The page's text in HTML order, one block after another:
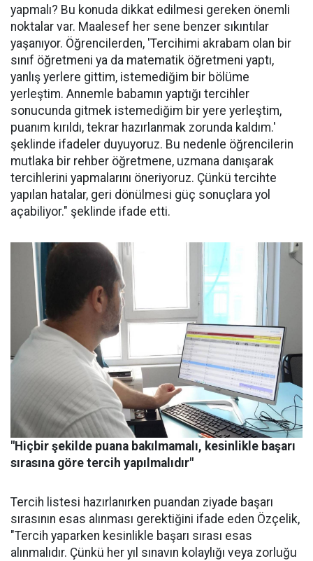
yapmalı? Bu konuda dikkat edilmesi gereken önemli
noktalar var. Maalesef her sene benzer sıkıntılar
yaşanıyor. Öğrencilerden, 'Tercihimi akrabam olan bir
sınıf öğretmeni ya da matematik öğretmeni yaptı,
yanlış yerlere gittim, istemediğim bir bölüme
yerleştim. Annemle babamın yaptığı tercihler
sonucunda gitmek istemediğim bir yere yerleştim,
puanım kırıldı, tekrar hazırlanmak zorunda kaldım.'
şeklinde ifadeler duyuyoruz. Bu nedenle öğrencilerin
mutlaka bir rehber öğretmene, uzmana danışarak
tercihlerini yapmalarını öneriyoruz. Çünkü tercihte
yapılan hatalar, geri dönülmesi güç sonuçlara yol
açabiliyor." şeklinde ifade etti.
"Hiçbir şekilde puana bakılmamalı, kesinlikle başarı
sırasına göre tercih yapılmalıdır"
Tercih listesi hazırlanırken puandan ziyade başarı
sırasının esas alınması gerektiğini ifade eden Özçelik,
"Tercih yaparken kesinlikle başarı sırası esas
alınmalıdır. Çünkü her yıl sınavın kolaylığı veya zorluğu